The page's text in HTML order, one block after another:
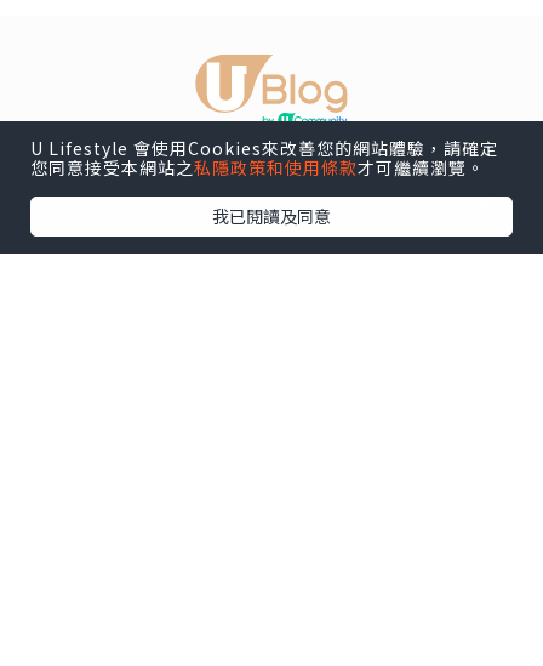
U Lifestyle 會使用Cookies來改善您的網站體驗，請確定
您同意接受本網站之私隱政策和使用條款才可繼續瀏覽。
我已閱讀及同意